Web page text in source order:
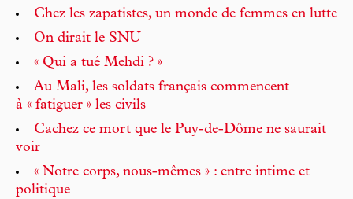
Chez les zapatistes, un monde de femmes en lutte
On dirait le SNU
« Qui a tué Mehdi ? »
Au Mali, les soldats français commencent
à « fatiguer » les civils
Cachez ce mort que le Puy-de-Dôme ne saurait
voir
« Notre corps, nous-mêmes » : entre intime et
politique